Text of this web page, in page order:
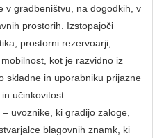
v gradbeništvu, na dogodkih, v
prostorih. Izstopajoči
prostorni rezervoarji,
kot je razvidno iz
skladne in uporabniku prijazne
učinkovitost.
uvoznike, ki gradijo zaloge,
blagovnih znamk, ki